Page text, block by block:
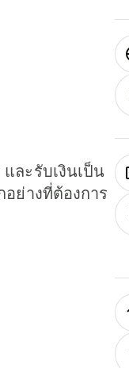
ละรับเงินเป็น
ย่างที่ต้องการ